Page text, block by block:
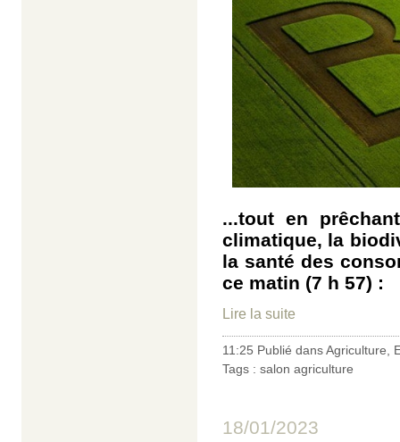
...tout en
climatique, la
la santé des
ce matin (7 h 57) :
Lire la suite
11:25 Publié dansAgriculture
Tags : salon agriculture
18/01/2023